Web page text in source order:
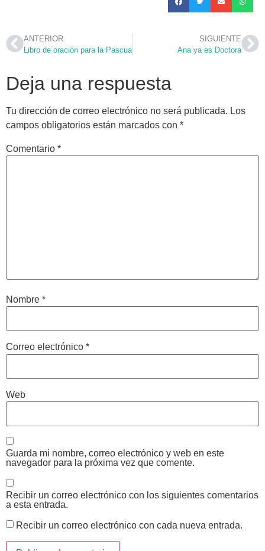
ANTERIOR
Libro de oración para la Pascua
SIGUIENTE
Ana ya es Doctora
Deja una respuesta
Tu dirección de correo electrónico no será publicada. Los
campos obligatorios están marcados con *
Comentario *
Nombre *
Correo electrónico *
Web
Guarda mi nombre, correo electrónico y web en este
navegador para la próxima vez que comente.
Recibir un correo electrónico con los siguientes comentarios
a esta entrada.
Recibir un correo electrónico con cada nueva entrada.